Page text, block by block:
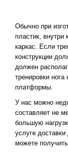
Обычно при
пластик, внутри
каркас. Если
конструкции
должен
тренировки
платформы.
У нас можно
составляет не
большую
услуге
можете